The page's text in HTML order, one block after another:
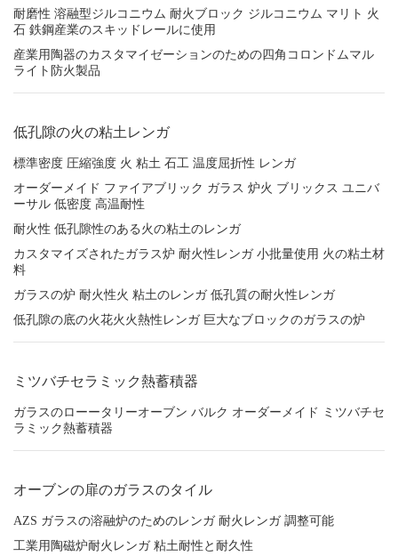
耐磨性 溶融型ジルコニウム 耐火ブロック ジルコニウム マリト 火
石 鉄鋼産業のスキッドレールに使用
産業用陶器のカスタマイゼーションのための四角コロンドムマル
ライト防火製品
低孔隙の火の粘土レンガ
標準密度 圧縮強度 火 粘土 石工 温度屈折性 レンガ
オーダーメイド ファイアブリック ガラス 炉火 ブリックス ユニバ
ーサル 低密度 高温耐性
耐火性 低孔隙性のある火の粘土のレンガ
カスタマイズされたガラス炉 耐火性レンガ 小批量使用 火の粘土材
料
ガラスの炉 耐火性火 粘土のレンガ 低孔質の耐火性レンガ
低孔隙の底の火花火火熱性レンガ 巨大なブロックのガラスの炉
ミツバチセラミック熱蓄積器
ガラスのローータリーオーブン バルク オーダーメイド ミツバチセ
ラミック熱蓄積器
オーブンの扉のガラスのタイル
AZS ガラスの溶融炉のためのレンガ 耐火レンガ 調整可能
工業用陶磁炉耐火レンガ 粘土耐性と耐久性